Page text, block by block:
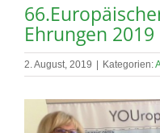
Ehrungen
2. August, 2019 Kategorien: